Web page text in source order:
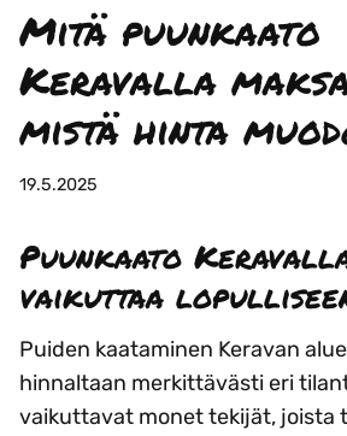
Mitä puunkaato
Keravalla
mistä hinta
19.5.2025
Puunkaato
vaikuttaa
Puiden kaataminen Keravan
hinnaltaan merkittävästi eri
vaikuttavat monet tekijät, joista